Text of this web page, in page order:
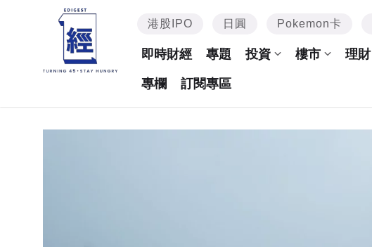
港股IPO 日圓 Pokemon卡
即時財經 專題 投資 樓市 理財
專欄 訂閱專區